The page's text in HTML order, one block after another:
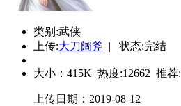
类别:武侠
上传:大刀阔斧 | 状态:完结
大小： 415K 热度:12662 推荐:
上传日期：2019-08-12